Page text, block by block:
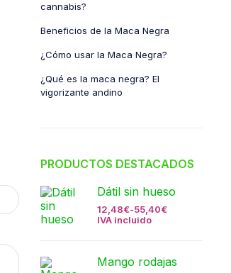
cannabis?
Beneficios de la Maca Negra
¿Cómo usar la Maca Negra?
¿Qué es la maca negra? El
vigorizante andino
PRODUCTOS DESTACADOS
Dátil sin hueso
12,48€-55,40€
IVA incluido
Mango rodajas